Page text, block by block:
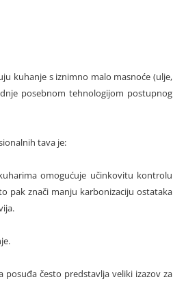
kuhanje s iznimno malo masnoće (ulje,
posebnom tehnologijom postupnog
tava je:
omogućuje učinkovitu kontrolu
pak znači manju karbonizaciju ostataka
često predstavlja veliki izazov za